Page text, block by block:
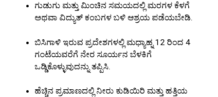
ಗುಡುಗು ಮತ್ತು ಮಿಂಚಿನ ಸಮಯದಲ್ಲಿ ಮರಗಳ ಕೆಳಗೆ
ಅಥವಾ ವಿದ್ಯುತ್ ಕಂಬಗಳ ಬಳಿ ಆಶ್ರಯ ಪಡೆಯಬೇಡಿ.
ಬಿಸಿಗಾಳಿ ಇರುವ ಪ್ರದೇಶಗಳಲ್ಲಿ ಮಧ್ಯಾಹ್ನ 12 ರಿಂದ 4
ಗಂಟೆಯವರೆಗೆ ನೇರ ಸೂರ್ಯನ ಬೆಳಕಿಗೆ
ಒಡ್ಡಿಕೊಳ್ಳುವುದನ್ನು ತಪ್ಪಿಸಿ.
ಹೆಚ್ಚಿನ ಪ್ರಮಾಣದಲ್ಲಿ ನೀರು ಕುಡಿಯಿರಿ ಮತ್ತು ಹತ್ತಿಯ